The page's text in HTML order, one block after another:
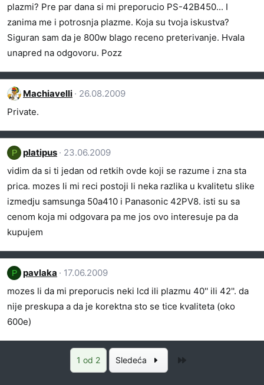
plazmi? Pre par dana si mi preporucio PS-42B450... I
zanima me i potrosnja plazme. Koja su tvoja iskustva?
Siguran sam da je 800w blago receno preterivanje. Hvala
unapred na odgovoru. Pozz
Machiavelli
26.08.2009
Private.
P platipus
23.06.2009
vidim da si ti jedan od retkih ovde koji se razume i zna sta
prica. mozes li mi reci postoji li neka razlika u kvalitetu slike
izmedju samsunga 50a410 i Panasonic 42PV8. isti su sa
cenom koja mi odgovara pa me jos ovo interesuje pa da
kupujem
P pavlaka
17.06.2009
mozes li da mi preporucis neki lcd ili plazmu 40'' ili 42''. da
nije preskupa a da je korektna sto se tice kvaliteta (oko
600e)
1 od 2 Sledeća